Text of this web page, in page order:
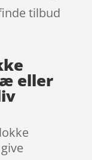
tilbud
eller